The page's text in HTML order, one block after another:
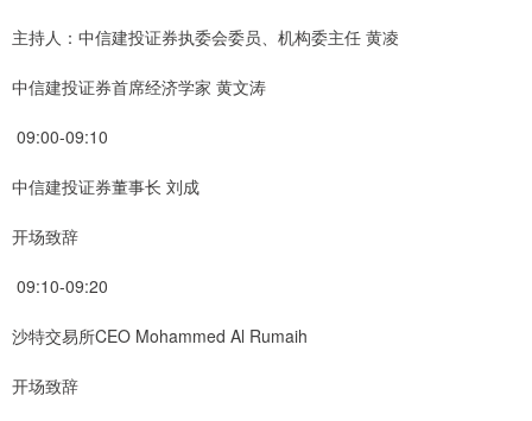
主持人：中信建投证券执委会委员、机构委主任 黄凌
中信建投证券首席经济学家 黄文涛
09:00-09:10
中信建投证券董事长 刘成
开场致辞
09:10-09:20
沙特交易所CEO Mohammed Al Rumaih
开场致辞